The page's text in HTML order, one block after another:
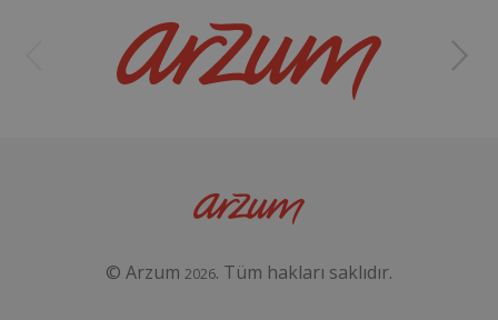
© Arzum 2026. Tüm hakları saklıdır.